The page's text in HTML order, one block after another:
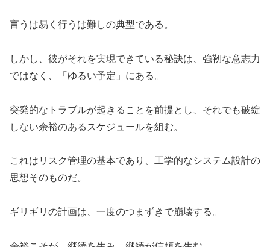
言うは易く行うは難しの典型である。
しかし、彼がそれを実現できている秘訣は、強靭な意志力
ではなく、「ゆるい予定」にある。
突発的なトラブルが起きることを前提とし、それでも破綻
しない余裕のあるスケジュールを組む。
これはリスク管理の基本であり、工学的なシステム設計の
思想そのものだ。
ギリギリの計画は、一度のつまずきで崩壊する。